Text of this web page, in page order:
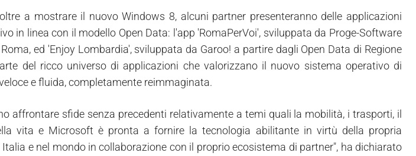
a mostrare il nuovo Windows 8, alcuni partner presenteranno delle applicazioni
in linea con il modello Open Data: l'app 'RomaPerVoi', sviluppata da Proge-Software
ed 'Enjoy Lombardia', sviluppata da Garoo! a partire dagli Open Data di Regione
del ricco universo di applicazioni che valorizzano il nuovo sistema operativo di
e fluida, completamente reimmaginata.
affrontare sfide senza precedenti relativamente a temi quali la mobilità, i trasporti, il
vita e Microsoft è pronta a fornire la tecnologia abilitante in virtù della propria
e nel mondo in collaborazione con il proprio ecosistema di partner", ha dichiarato